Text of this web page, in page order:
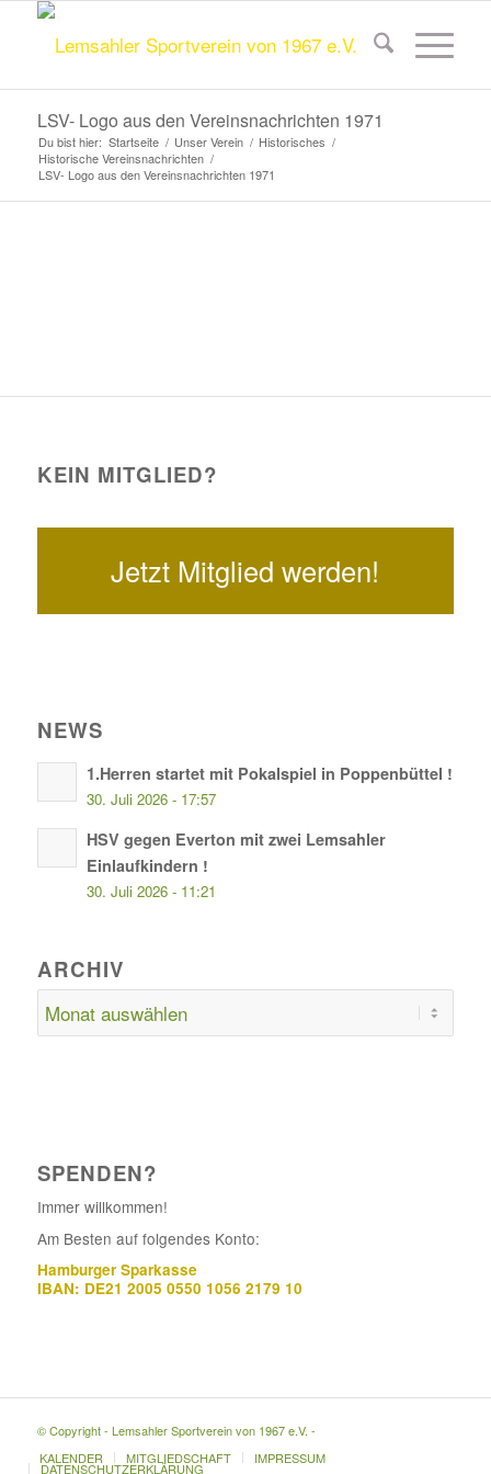
LSV- Logo aus den Vereinsnachrichten 1971
Du bist hier: Startseite / Unser Verein / Historisches /
Historische Vereinsnachrichten /
LSV- Logo aus den Vereinsnachrichten 1971
KEIN MITGLIED?
Jetzt Mitglied werden!
NEWS
1.Herren startet mit Pokalspiel in Poppenbüttel !
30. Juli 2026 - 17:57
HSV gegen Everton mit zwei Lemsahler
Einlaufkindern !
30. Juli 2026 - 11:21
ARCHIV
SPENDEN?
Immer willkommen!
Am Besten auf folgendes Konto:
Hamburger Sparkasse
IBAN: DE21 2005 0550 1056 2179 10
© Copyright - Lemsahler Sportverein von 1967 e.V. -
KALENDER
MITGLIEDSCHAFT IMPRESSUM
DATENSCHUTZERKLÄRUNG